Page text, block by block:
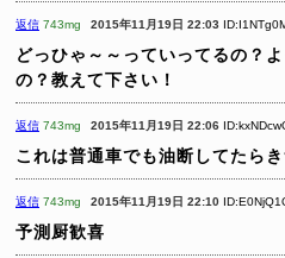
返信 743mg 2015年11月19日 22:03
どっひゃ～～っていってるの？
の？教えて下さい！
返信 743mg 2015年11月19日 22:06
これは普通車でも油断してたら
返信 743mg 2015年11月19日 22:10
予測厨歓喜